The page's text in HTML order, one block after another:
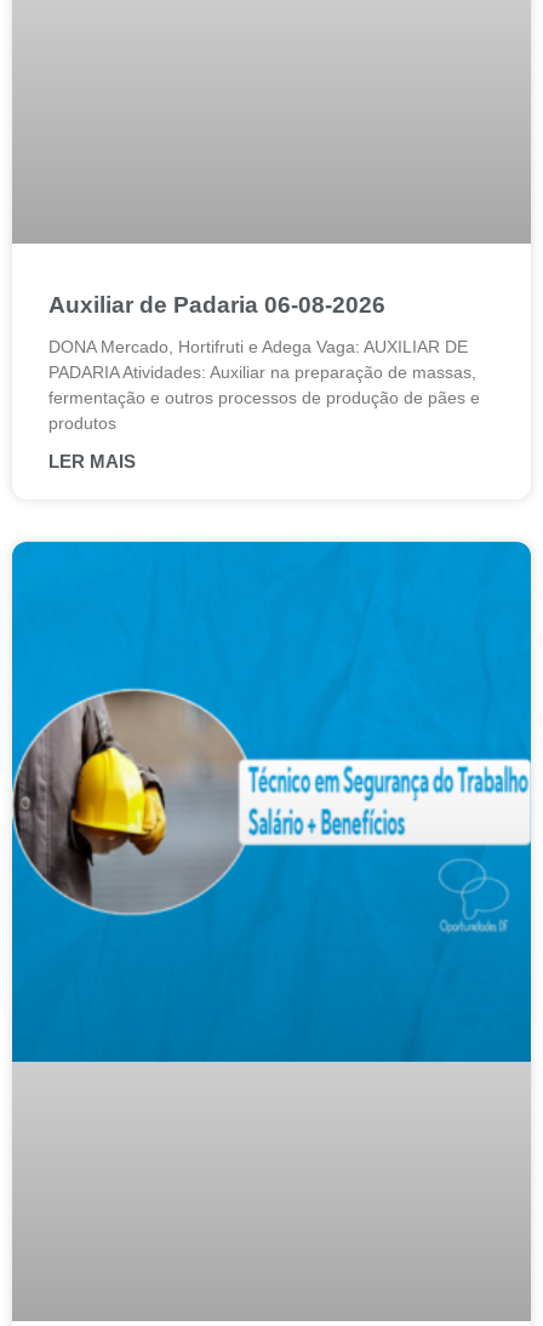
Auxiliar de Padaria 06-08-2026
DONA Mercado, Hortifruti e Adega Vaga: AUXILIAR DE
PADARIA Atividades: Auxiliar na preparação de massas,
fermentação e outros processos de produção de pães e
produtos
LER MAIS